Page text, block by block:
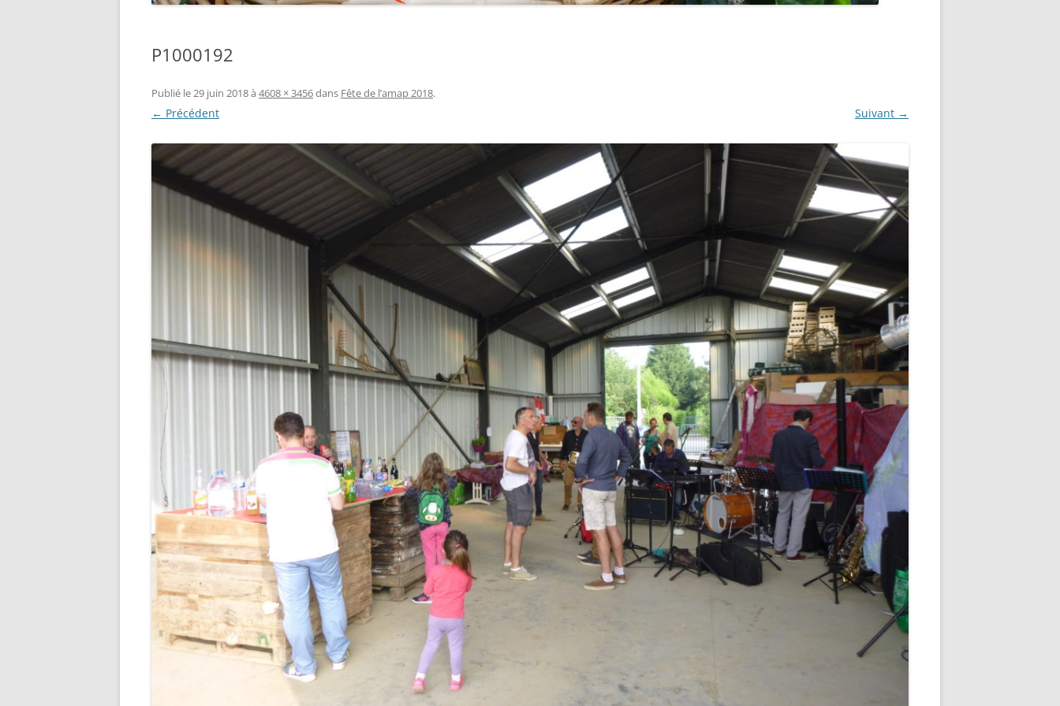
P1000192
Publié le29 juin 2018à 4608 × 3456dans Fête de l’amap 2018.
← Précédent Suivant →